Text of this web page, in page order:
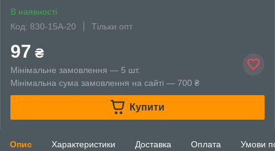
В наявності
Код: 830-15А-20
Тільки опт
97 ₴
Мінімальне замовлення — 5 шт.
Мінімальна сума замовлення на сайті — 700 ₴
Купити
Опис Характеристики Доставка Оплата Умови